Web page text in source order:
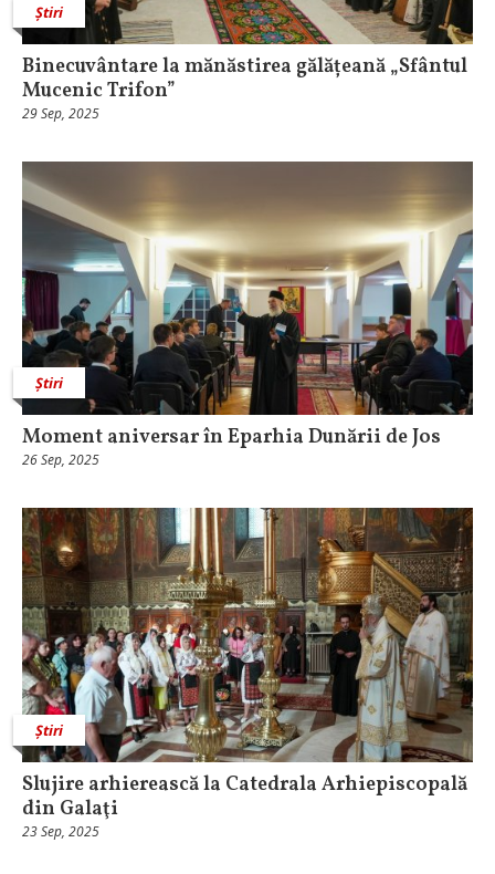
Știri
Binecuvântare la mănăstirea gălățeană „Sfântul
Mucenic Trifon”
29 Sep, 2025
Știri
Moment aniversar în Eparhia Dunării de Jos
26 Sep, 2025
Știri
Slujire arhierească la Catedrala Arhiepiscopală
din Galaţi
23 Sep, 2025